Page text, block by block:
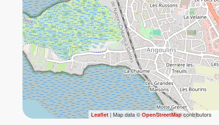
Leaflet| Map data ©OpenStreetMapcontributors